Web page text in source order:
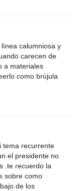
calumniosa y
carecen de
a materiales
como brújula
tema recurrente
el presidente no
.te recuerdo la
sobre como
de los